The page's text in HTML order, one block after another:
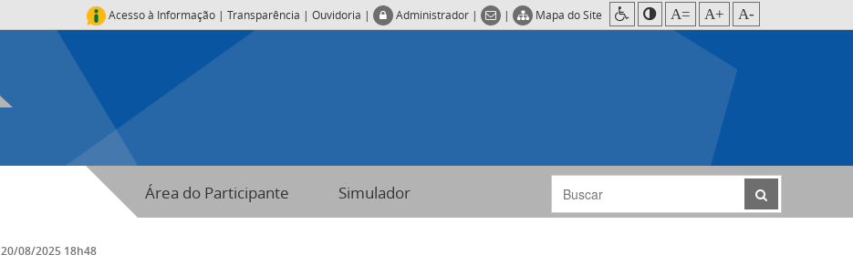
Acesso à Informação | Transparência | Ouvidoria | Administrador | | Mapa do Site A= A+ A-
Área do Participante Simulador
20/08/2025 18h48